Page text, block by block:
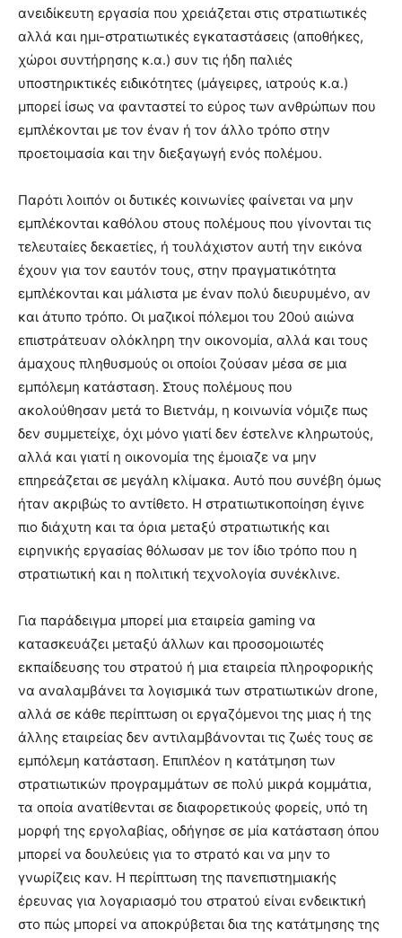
ανειδίκευτη εργασία που χρειάζεται στις στρατιωτικές
αλλά και ημι-στρατιωτικές εγκαταστάσεις (αποθήκες,
χώροι συντήρησης κ.α.) συν τις ήδη παλιές
υποστηρικτικές ειδικότητες (μάγειρες, ιατρούς κ.α.)
μπορεί ίσως να φανταστεί το εύρος των ανθρώπων που
εμπλέκονται με τον έναν ή τον άλλο τρόπο στην
προετοιμασία και την διεξαγωγή ενός πολέμου.
Παρότι λοιπόν οι δυτικές κοινωνίες φαίνεται να μην
εμπλέκονται καθόλου στους πολέμους που γίνονται τις
τελευταίες δεκαετίες, ή τουλάχιστον αυτή την εικόνα
έχουν για τον εαυτόν τους, στην πραγματικότητα
εμπλέκονται και μάλιστα με έναν πολύ διευρυμένο, αν
και άτυπο τρόπο. Οι μαζικοί πόλεμοι του 20ού αιώνα
επιστράτευαν ολόκληρη την οικονομία, αλλά και τους
άμαχους πληθυσμούς οι οποίοι ζούσαν μέσα σε μια
εμπόλεμη κατάσταση. Στους πολέμους που
ακολούθησαν μετά το Βιετνάμ, η κοινωνία νόμιζε πως
δεν συμμετείχε, όχι μόνο γιατί δεν έστελνε κληρωτούς,
αλλά και γιατί η οικονομία της έμοιαζε να μην
επηρεάζεται σε μεγάλη κλίμακα. Αυτό που συνέβη όμως
ήταν ακριβώς το αντίθετο. Η στρατιωτικοποίηση έγινε
πιο διάχυτη και τα όρια μεταξύ στρατιωτικής και
ειρηνικής εργασίας θόλωσαν με τον ίδιο τρόπο που η
στρατιωτική και η πολιτική τεχνολογία συνέκλινε.
Για παράδειγμα μπορεί μια εταιρεία gaming να
κατασκευάζει μεταξύ άλλων και προσομοιωτές
εκπαίδευσης του στρατού ή μια εταιρεία πληροφορικής
να αναλαμβάνει τα λογισμικά των στρατιωτικών drone,
αλλά σε κάθε περίπτωση οι εργαζόμενοι της μιας ή της
άλλης εταιρείας δεν αντιλαμβάνονται τις ζωές τους σε
εμπόλεμη κατάσταση. Επιπλέον η κατάτμηση των
στρατιωτικών προγραμμάτων σε πολύ μικρά κομμάτια,
τα οποία ανατίθενται σε διαφορετικούς φορείς, υπό τη
μορφή της εργολαβίας, οδήγησε σε μία κατάσταση όπου
μπορεί να δουλεύεις για το στρατό και να μην το
γνωρίζεις καν. Η περίπτωση της πανεπιστημιακής
έρευνας για λογαριασμό του στρατού είναι ενδεικτική
στο πώς μπορεί να αποκρύβεται δια της κατάτμησης της